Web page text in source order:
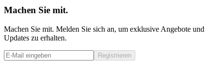
Machen Sie mit.
Machen Sie mit. Melden Sie sich an, um exklusive Angebote und
Updates zu erhalten.
Registrieren